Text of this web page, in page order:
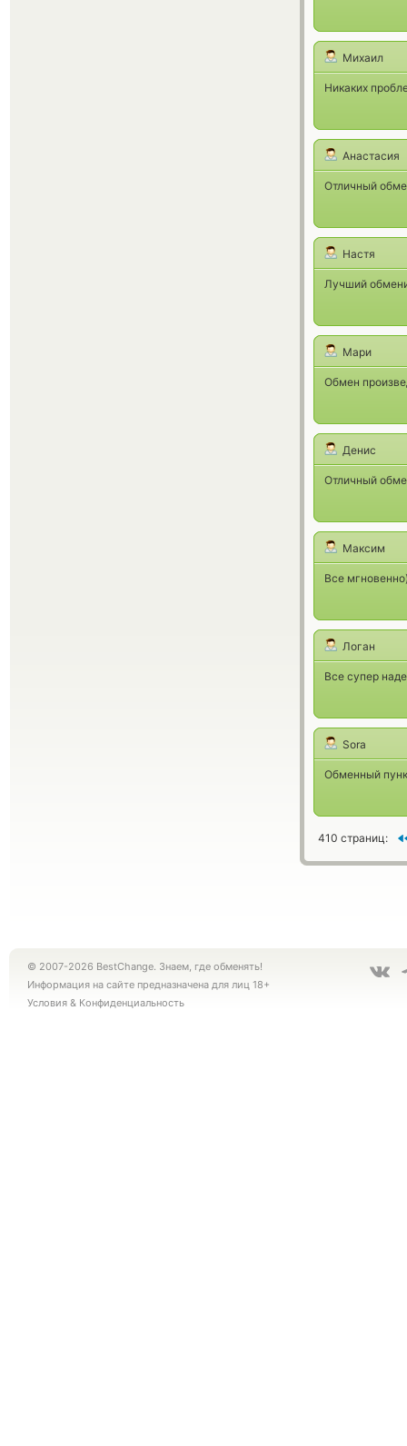
Михаил
Никаких
Анастасия
Отличный
Настя
Лучший
Мари
Обмен
Денис
Отличный
Максим
Все
Логан
Все супер
Sora
Обменный
410 страниц:
© 2007-2026 BestChange. Знаем, где обменять!
Информация на сайте предназначена для лиц 18+
Условия & Конфиденциальность